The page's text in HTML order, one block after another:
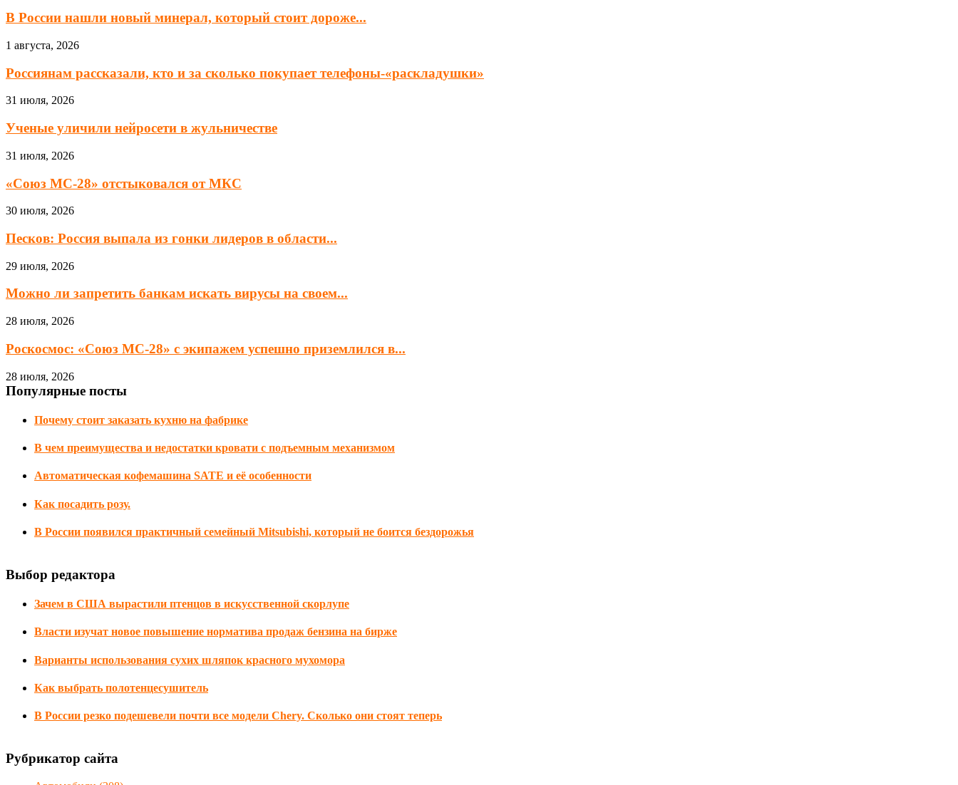
В России нашли новый минерал, который стоит дороже...
1 августа, 2026
Россиянам рассказали, кто и за сколько покупает телефоны-«раскладушки»
31 июля, 2026
Ученые уличили нейросети в жульничестве
31 июля, 2026
«Союз МС-28» отстыковался от МКС
30 июля, 2026
Песков: Россия выпала из гонки лидеров в области...
29 июля, 2026
Можно ли запретить банкам искать вирусы на своем...
28 июля, 2026
Роскосмос: «Союз МС-28» с экипажем успешно приземлился в...
28 июля, 2026
Популярные посты
Почему стоит заказать кухню на фабрике
В чем преимущества и недостатки кровати с подъемным механизмом
Автоматическая кофемашина SATE и её особенности
Как посадить розу.
В России появился практичный семейный Mitsubishi, который не боится бездорожья
Выбор редактора
Зачем в США вырастили птенцов в искусственной скорлупе
Власти изучат новое повышение норматива продаж бензина на бирже
Варианты использования сухих шляпок красного мухомора
Как выбрать полотенцесушитель
В России резко подешевели почти все модели Chery. Сколько они стоят теперь
Рубрикатор сайта